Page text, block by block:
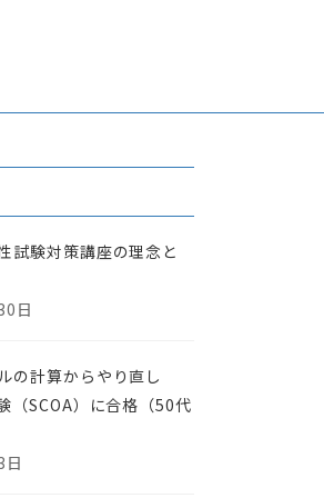
試験対策講座の理念と
日
の計算からやり直し
（SCOA）に合格（50代